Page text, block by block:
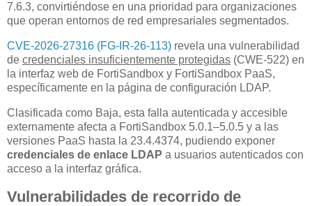
7.6.3, convirtiéndose en una prioridad para organizaciones
que operan entornos de red empresariales segmentados.
CVE-2026-27316 (FG-IR-26-113) revela una vulnerabilidad
de credenciales insuficientemente protegidas (CWE-522) en
la interfaz web de FortiSandbox y FortiSandbox PaaS,
específicamente en la página de configuración LDAP.
Clasificada como Baja, esta falla autenticada y accesible
externamente afecta a FortiSandbox 5.0.1–5.0.5 y a las
versiones PaaS hasta la 23.4.4374, pudiendo exponer
credenciales de enlace LDAP a usuarios autenticados con
acceso a la interfaz gráfica.
Vulnerabilidades de recorrido de